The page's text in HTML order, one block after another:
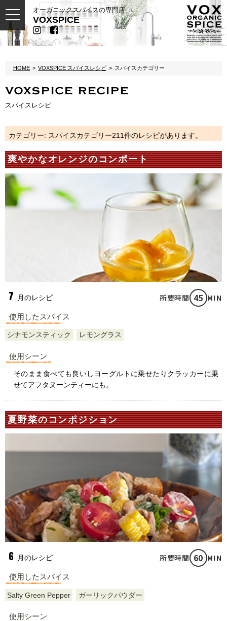
オーガニックスパイスの専門店
VOXSPICE
toggle
navigation
HOME VOXSPICE スパイスレシピ スパイスカテゴリー
VOXSPICE RECIPE
スパイスレシピ
カテゴリー: スパイスカテゴリー211件のレシピがあります。
爽やかなオレンジのコンポート
7 月のレシピ 所要時間 45 MIN
使用したスパイス
シナモンスティック レモングラス
使用シーン
そのまま食べても良いしヨーグルトに乗せたりクラッカーに乗
せてアフタヌーンティーにも。
夏野菜のコンポジション
6 月のレシピ 所要時間 60 MIN
使用したスパイス
Salty Green Pepper ガーリックパウダー
使用シーン